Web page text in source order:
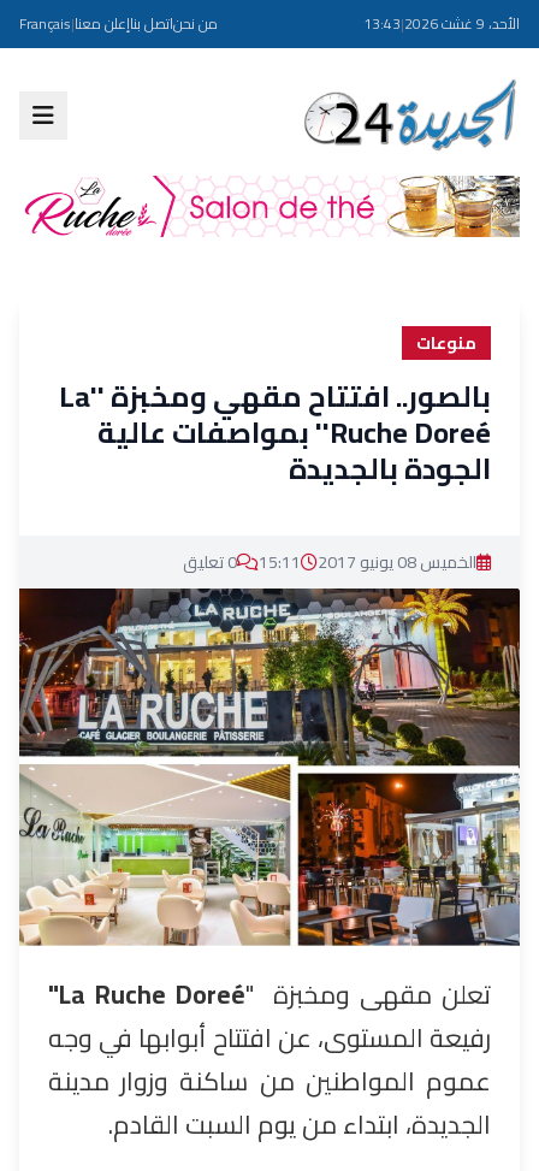
الأحد، 9 غشت 2026 |
13:43 من نحناتصل بناإعلن معنا|
Français
منوعات
بالصور.. افتتاح مقهي ومخبزة ''La
Ruche Doreé'' بمواصفات عالية
الجودة بالجديدة
الخميس 08 يونيو 2017 15:11 0 تعليق
تعلن مقهى ومخبزة "La Ruche Doreé
"
رفيعة المستوى، عن افتتاح أبوابها في وجه
عموم المواطنين من ساكنة وزوار مدينة
الجديدة، ابتداء من يوم السبت القادم.